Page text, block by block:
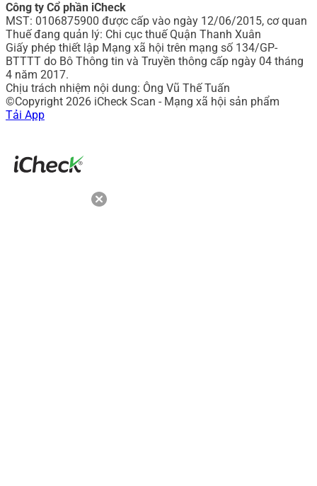
Công ty Cổ phần iCheck
MST: 0106875900 được cấp vào ngày 12/06/2015, cơ quan
Thuế đang quản lý: Chi cục thuế Quận Thanh Xuân
Giấy phép thiết lập Mạng xã hội trên mạng số 134/GP-
BTTTT do Bô Thông tin và Truyền thông cấp ngày 04 tháng
4 năm 2017.
Chịu trách nhiệm nội dung: Ông Vũ Thế Tuấn
©Copyright 2026 iCheck Scan - Mạng xã hội sản phẩm
Tải App